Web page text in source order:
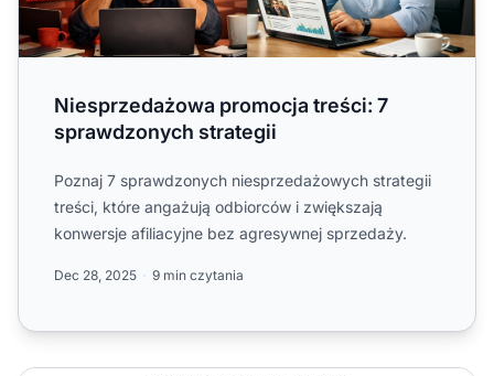
Niesprzedażowa promocja treści: 7
sprawdzonych strategii
Poznaj 7 sprawdzonych niesprzedażowych strategii
treści, które angażują odbiorców i zwiększają
konwersje afiliacyjne bez agresywnej sprzedaży.
Dec 28, 2025 9 min czytania